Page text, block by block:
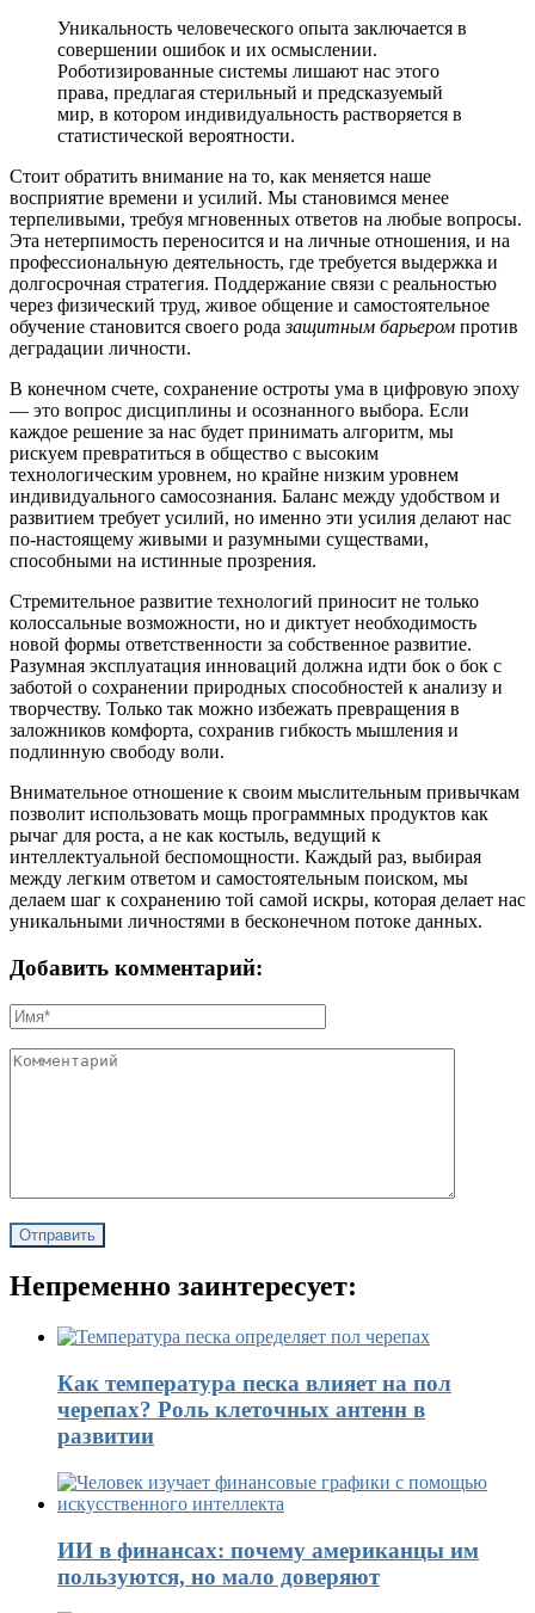
Уникальность человеческого опыта заключается в
совершении ошибок и их осмыслении.
Роботизированные системы лишают нас этого
права, предлагая стерильный и предсказуемый
мир, в котором индивидуальность растворяется в
статистической вероятности.
Стоит обратить внимание на то, как меняется наше
восприятие времени и усилий. Мы становимся менее
терпеливыми, требуя мгновенных ответов на любые вопросы.
Эта нетерпимость переносится и на личные отношения, и на
профессиональную деятельность, где требуется выдержка и
долгосрочная стратегия. Поддержание связи с реальностью
через физический труд, живое общение и самостоятельное
обучение становится своего родазащитным барьером против
деградации личности.
В конечном счете, сохранение остроты ума в цифровую эпоху
— это вопрос дисциплины и осознанного выбора. Если
каждое решение за нас будет принимать алгоритм, мы
рискуем превратиться в общество с высоким
технологическим уровнем, но крайне низким уровнем
индивидуального самосознания. Баланс между удобством и
развитием требует усилий, но именно эти усилия делают нас
по-настоящему живыми и разумными существами,
способными на истинные прозрения.
Стремительное развитие технологий приносит не только
колоссальные возможности, но и диктует необходимость
новой формы ответственности за собственное развитие.
Разумная эксплуатация инноваций должна идти бок о бок с
заботой о сохранении природных способностей к анализу и
творчеству. Только так можно избежать превращения в
заложников комфорта, сохранив гибкость мышления и
подлинную свободу воли.
Внимательное отношение к своим мыслительным привычкам
позволит использовать мощь программных продуктов как
рычаг для роста, а не как костыль, ведущий к
интеллектуальной беспомощности. Каждый раз, выбирая
между легким ответом и самостоятельным поиском, мы
делаем шаг к сохранению той самой искры, которая делает нас
уникальными личностями в бесконечном потоке данных.
Добавить комментарий:
Непременно заинтересует:
Как температура песка влияет на пол
черепах? Роль клеточных антенн в
развитии
ИИ в финансах: почему американцы им
пользуются, но мало доверяют